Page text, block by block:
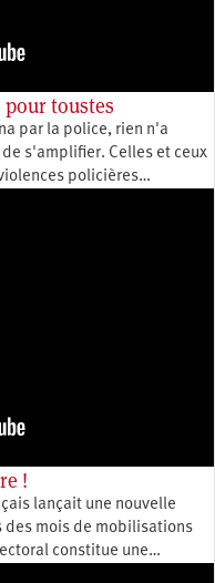
toustes
par la police, rien n'a
s'amplifier. Celles et ceux
policières…
!
lançait une nouvelle
des mois de mobilisations
constitue une…